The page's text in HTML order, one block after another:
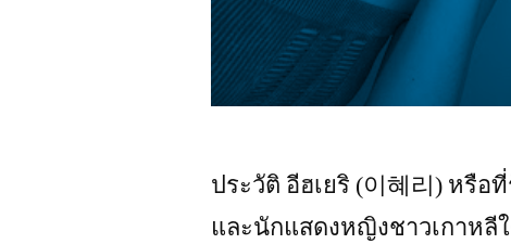
ประวัติ อีฮเยริ (이혜리) หรือ
และนักแสดงหญิงชาวเกาหลี